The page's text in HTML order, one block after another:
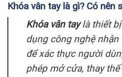
Khóa vân tay là gì? Có nên
Khóa vân taylà thiết
dụng công nghệ nhận
để xác thực người
phép mở cửa, thay